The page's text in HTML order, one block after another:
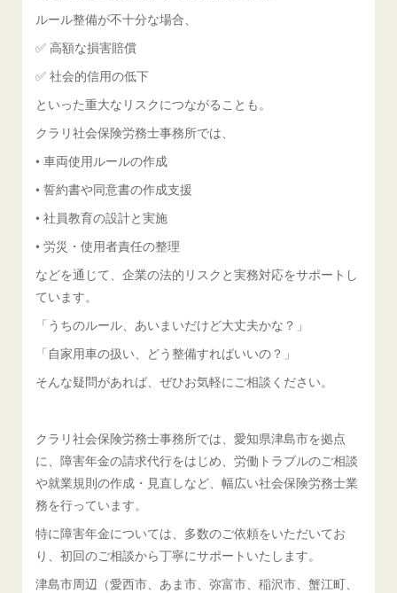
ルール整備が不十分な場合、
✅ 高額な損害賠償
✅ 社会的信用の低下
といった重大なリスクにつながることも。
クラリ社会保険労務士事務所では、
• 車両使用ルールの作成
• 誓約書や同意書の作成支援
• 社員教育の設計と実施
• 労災・使用者責任の整理
などを通じて、企業の法的リスクと実務対応をサポートし
ています。
「うちのルール、あいまいだけど大丈夫かな？」
「自家用車の扱い、どう整備すればいいの？」
そんな疑問があれば、ぜひお気軽にご相談ください。
クラリ社会保険労務士事務所では、愛知県津島市を拠点
に、障害年金の請求代行をはじめ、労働トラブルのご相談
や就業規則の作成・見直しなど、幅広い社会保険労務士業
務を行っています。
特に障害年金については、多数のご依頼をいただいてお
り、初回のご相談から丁寧にサポートいたします。
津島市周辺（愛西市、あま市、弥富市、稲沢市、蟹江町、